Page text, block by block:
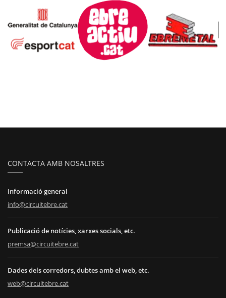
CONTACTA AMB NOSALTRES
Informació general
info@circuitebre.cat
Publicació de notícies, xarxes socials, etc.
premsa@circuitebre.cat
Dades dels corredors, dubtes amb el web, etc.
web@circuitebre.cat